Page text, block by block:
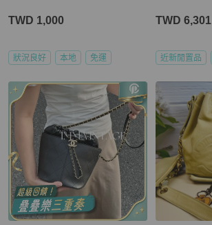
TWD 1,000
狀況良好 本地 免運
TWD 6,301
近新閒置品